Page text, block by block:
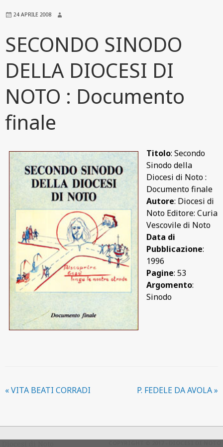
24 APRILE 2008
SECONDO SINODO
DELLA DIOCESI DI
NOTO : Documento
finale
Titolo: Secondo
Sinodo della
Diocesi di Noto :
Documento finale
Autore: Diocesi di
Noto Editore: Curia
Vescovile di Noto
Data di
Pubblicazione:
1996
Pagine: 53
Argomento:
Sinodo
«VITA BEATI CORRADI P. FEDELE DA AVOLA»